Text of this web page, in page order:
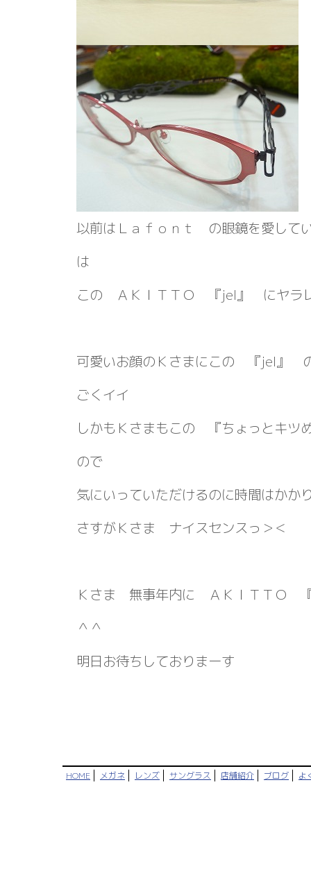
以前はＬａｆｏｎｔ の眼鏡を愛して
は
この ＡＫＩＴＴＯ 『jel』 にヤラ
可愛いお顔のＫさまにこの 『jel』
ごくイイ
しかもＫさまもこの 『ちょっとキツ
ので
気にいっていただけるのに時間はかか
さすがＫさま ナイスセンスっ＞＜
Ｋさま 無事年内に ＡＫＩＴＴＯ
＾＾
明日お待ちしておりまーす
HOME メガネ レンズ サングラス 店舗紹介 ブログ よ